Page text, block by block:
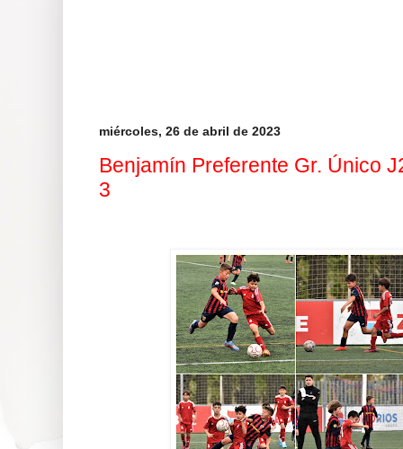
miércoles, 26 de abril de 2023
Benjamín Preferente Gr. Único
3